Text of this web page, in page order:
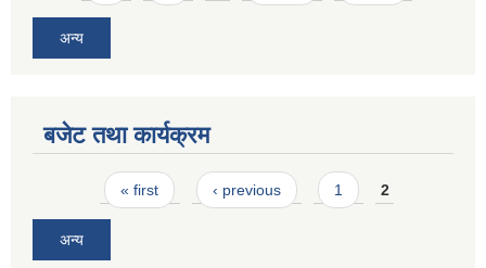
अन्य
बजेट तथा कार्यक्रम
Pages« first ‹ previous 1 2
अन्य